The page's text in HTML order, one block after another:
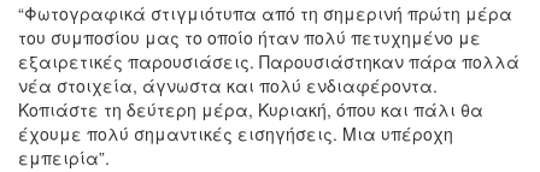
“Φωτογραφικά στιγμιότυπα από τη σημερινή πρώτη μέρα
του συμποσίου μας το οποίο ήταν πολύ πετυχημένο με
εξαιρετικές παρουσιάσεις. Παρουσιάστηκαν πάρα πολλά
νέα στοιχεία, άγνωστα και πολύ ενδιαφέροντα.
Κοπιάστε τη δεύτερη μέρα, Κυριακή, όπου και πάλι θα
έχουμε πολύ σημαντικές εισηγήσεις. Μια υπέροχη
εμπειρία”.